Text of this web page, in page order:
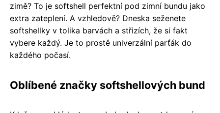
zimě? To je softshell perfektní pod zimní bundu jako
extra zateplení. A vzhledově? Dneska seženete
softshellky v tolika barvách a střizích, že si fakt
vybere každý. Je to prostě univerzální parťák do
každého počasí.
Oblíbené značky softshellových bund